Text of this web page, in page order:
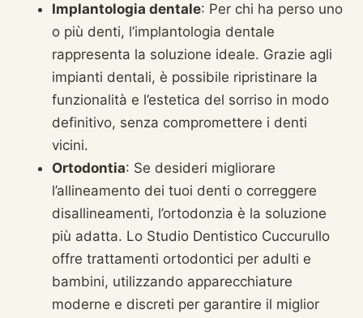
Implantologia dentale: Per chi ha perso uno
o più denti, l’implantologia dentale
rappresenta la soluzione ideale. Grazie agli
impianti dentali, è possibile ripristinare la
funzionalità e l’estetica del sorriso in modo
definitivo, senza compromettere i denti
vicini.
Ortodontia: Se desideri migliorare
l’allineamento dei tuoi denti o correggere
disallineamenti, l’ortodonzia è la soluzione
più adatta. Lo Studio Dentistico Cuccurullo
offre trattamenti ortodontici per adulti e
bambini, utilizzando apparecchiature
moderne e discreti per garantire il miglior